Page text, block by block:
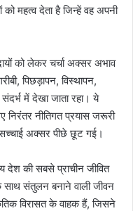
महत्व देता है जिन्हें वह अपनी
को लेकर चर्चा अक्सर अभाव
पिछड़ापन, विस्थापन,
में देखा जाता रहा। ये
नीतिगत प्रयास जरूरी
अक्सर पीछे छूट गई।
देश की सबसे प्राचीन जीवित
संतुलन बनाने वाली जीवन
विरासत के वाहक हैं, जिसने